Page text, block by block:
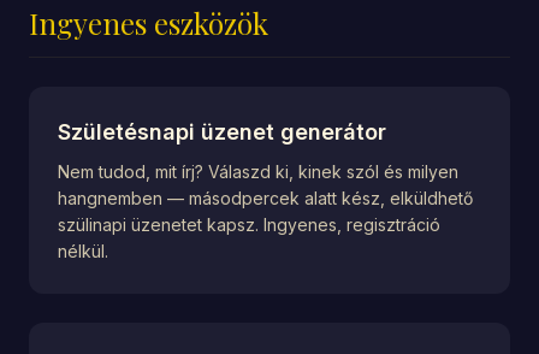
Ingyenes eszközök
Születésnapi üzenet generátor
Nem tudod, mit írj? Válaszd ki, kinek szól és milyen
hangnemben — másodpercek alatt kész, elküldhető
szülinapi üzenetet kapsz. Ingyenes, regisztráció
nélkül.